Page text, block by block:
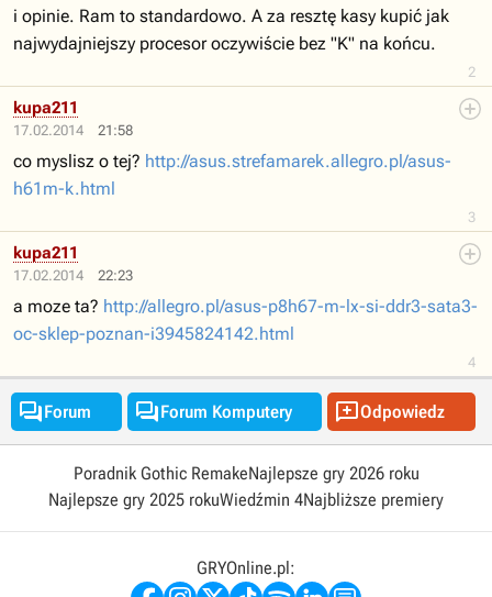
2
i opinie. Ram to standardowo. A za resztę kasy kupić jak
najwydajniejszy procesor oczywiście bez "K" na końcu.
17.02.2014 21:58
3
kupa211
co myslisz o tej? http://asus.strefamarek.allegro.pl/asus-
h61m-k.html
17.02.2014 22:23
4
kupa211
a moze ta? http://allegro.pl/asus-p8h67-m-lx-si-ddr3-sata3-
oc-sklep-poznan-i3945824142.html
Forum Forum Komputery Odpowiedz
Poradnik Gothic RemakeNajlepsze gry 2026 roku
Najlepsze gry 2025 rokuWiedźmin 4Najbliższe premiery
GRYOnline.pl: